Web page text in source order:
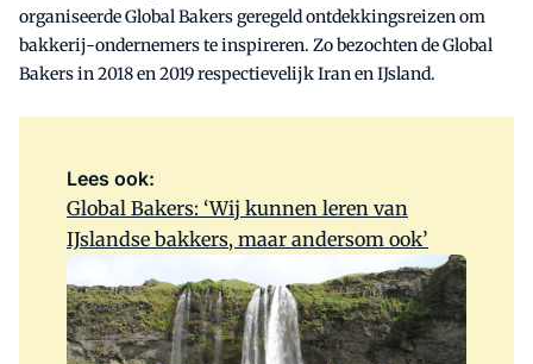
organiseerde Global Bakers geregeld ontdekkingsreizen om
bakkerij-ondernemers te inspireren. Zo bezochten de Global
Bakers in 2018 en 2019 respectievelijk Iran en IJsland.
Lees ook:
Global Bakers: ‘Wij kunnen leren van
IJslandse bakkers, maar andersom ook’